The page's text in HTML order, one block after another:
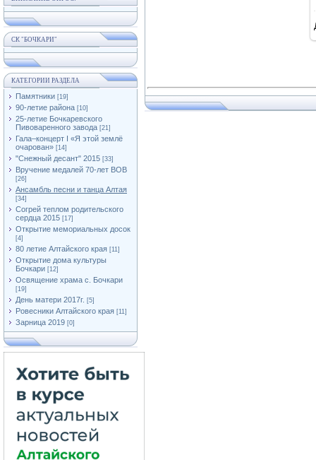
СК "БОЧКАРИ"
КАТЕГОРИИ РАЗДЕЛА
Памятники [19]
90-летие района [10]
25-летие Бочкаревского
Пивоваренного завода [21]
Гала–концерт I «Я этой землё
очарован» [14]
"Снежный десант" 2015 [33]
Вручение медалей 70-лет ВОВ
[26]
Ансамбль песни и танца Алтая
[34]
Согрей теплом родительского
сердца 2015 [17]
Открытие мемориальных досок
[4]
80 летие Алтайского края [11]
Открытие дома культуры
Бочкари [12]
Освящение храма с. Бочкари
[19]
День матери 2017г. [5]
Ровесники Алтайского края [11]
Зарница 2019 [0]